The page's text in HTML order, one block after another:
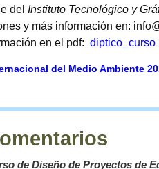
del Instituto Tecnológico y
y más información en:
en el pdf:
del Medio Ambiente
de Diseño de Proyectos de